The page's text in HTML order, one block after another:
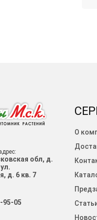
обл, д.
д. 6 кв. 7
95-05
О